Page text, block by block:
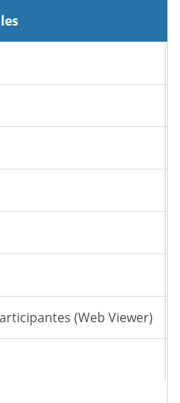
(Web Viewer)